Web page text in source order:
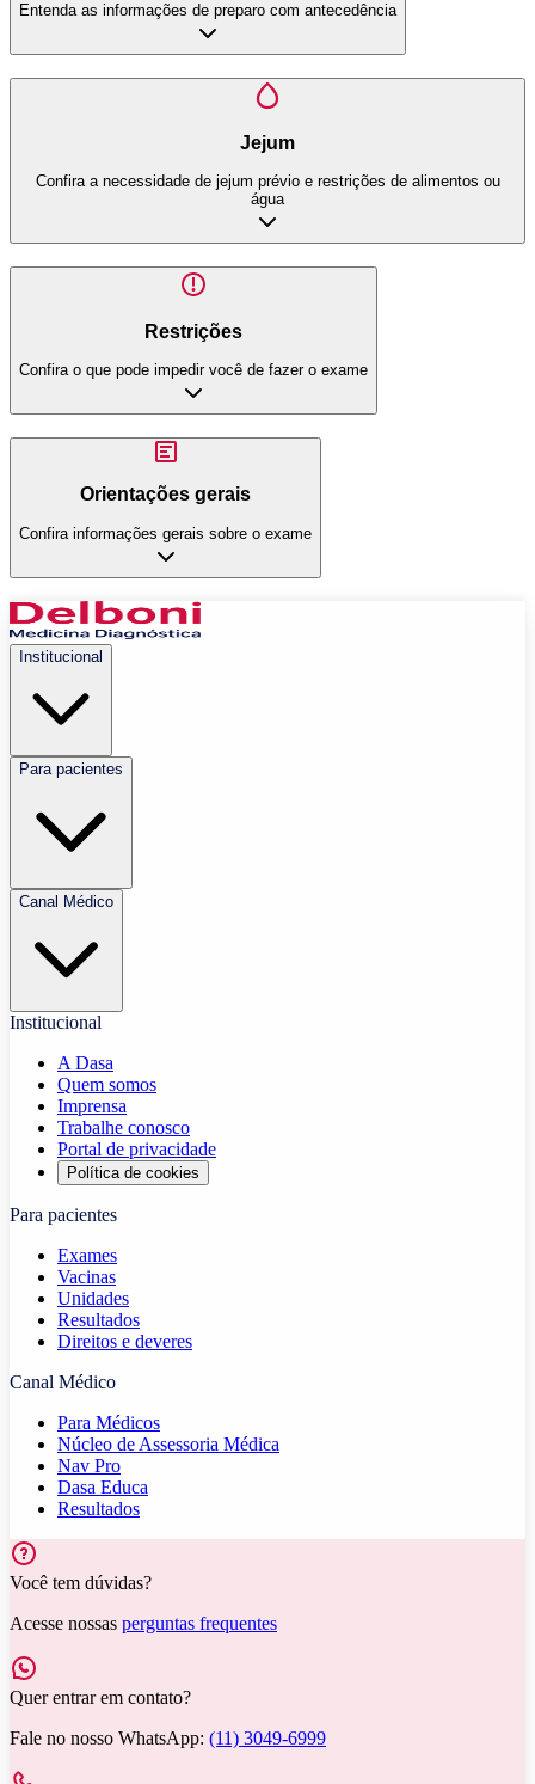
Entenda as informações de preparo com antecedência
Jejum
Confira a necessidade de jejum prévio e restrições de alimentos ou
água
Restrições
Confira o que pode impedir você de fazer o exame
Orientações gerais
Confira informações gerais sobre o exame
Institucional
Para pacientes
Canal Médico
Institucional
A Dasa
Quem somos
Imprensa
Trabalhe conosco
Portal de privacidade
Política de cookies
Para pacientes
Exames
Vacinas
Unidades
Resultados
Direitos e deveres
Canal Médico
Para Médicos
Núcleo de Assessoria Médica
Nav Pro
Dasa Educa
Resultados
Você tem dúvidas?
Acesse nossas perguntas frequentes
Quer entrar em contato?
Fale no nosso WhatsApp: (11) 3049-6999